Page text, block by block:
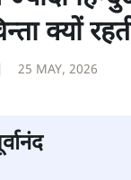
क्यों
25 MAY, 2026